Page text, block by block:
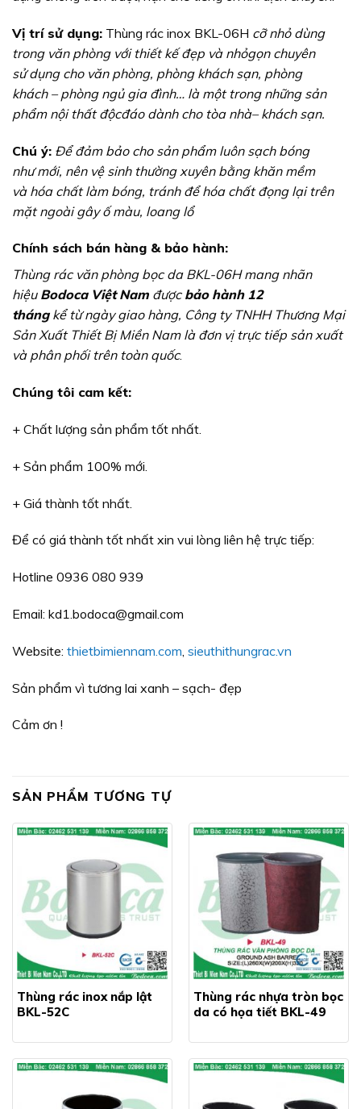
Vị trísửdụng: Thùng rác inox BKL-06H cỡ nhỏ dùng
trong văn phòng với thiết kếđẹp vànhỏgọn chuyên
sửdụng cho văn phòng, phòng khách sạn, phòng
khách –phòng ngủgia đình… làmột trong những sản
phẩm nội thấtđộcđáo dành cho tòa nhà–khách sạn.
Chú ý: Đểđảm bảo cho sản phẩm luôn sạch bóng
như mới, nên vệ sinh thường xuyên bằng khăn mềm
và hóa chất làm bóng, tránh đểhóa chấtđọng lại trên
mặt ngoài gây ốmàu, loang lổ
Chính sách bán hàng & bảo hành:
Thùng rác văn phòng bọc da BKL-06H mang nhãn
hiệu Bodoca Việt Nam được bảo hành 12
thángkể từ ngày giao hàng, Công ty TNHH Thương Mại
Sản Xuất Thiết Bị Miền Nam là đơn vị trực tiếp sản xuất
và phân phối trên toàn quốc.
Chúng tôi cam kết:
+ Chất lượng sản phẩm tốt nhất.
+ Sản phẩm 100% mới.
+ Giá thành tốt nhất.
Để có giá thành tốt nhất xin vui lòng liên hệ trực tiếp:
Hotline 0936 080 939
Email: kd1.bodoca@gmail.com
Website: thietbimiennam.com sieuthithungrac.vn
Sản phẩm vì tương lai xanh – sạch- đẹp
Cảm ơn !
SẢN PHẨM TƯƠNG TỰ
Thùng rác inox nắp lật
BKL-52C
Thùng rác nhựa tròn bọc
da có họa tiết BKL-49